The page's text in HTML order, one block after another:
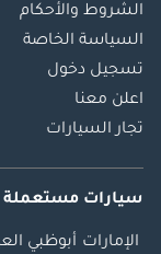
الشروط والأحكام
السياسة الخاصة
تسجيل دخول
اعلن معنا
تجار السيارات
سيارات مستعملة
الإمارات أبوظبي